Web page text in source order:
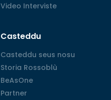
Video Interviste
Video Interviste
Casteddu
Casteddu seus nosu
Casteddu seus nosu
Storia Rossoblù
Storia Rossoblù
BeAsOne
BeAsOne
Partner
Partner